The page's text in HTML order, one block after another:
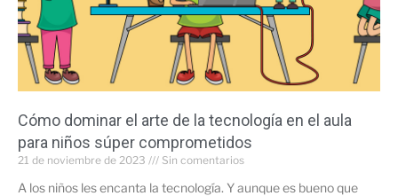
Cómo dominar el arte de la tecnología en el aula
para niños súper comprometidos
21 de noviembre de 2023 Sin comentarios
A los niños les encanta la tecnología. Y aunque es bueno que